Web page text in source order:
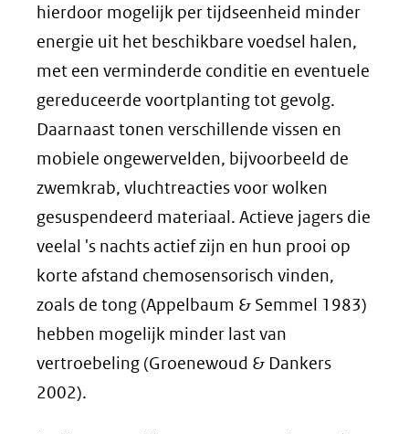
hierdoor mogelijk per tijdseenheid minder
energie uit het beschikbare voedsel halen,
met een verminderde conditie en eventuele
gereduceerde voortplanting tot gevolg.
Daarnaast tonen verschillende vissen en
mobiele ongewervelden, bijvoorbeeld de
zwemkrab, vluchtreacties voor wolken
gesuspendeerd materiaal. Actieve jagers die
veelal 's nachts actief zijn en hun prooi op
korte afstand chemosensorisch vinden,
zoals de tong (Appelbaum & Semmel 1983)
hebben mogelijk minder last van
vertroebeling (Groenewoud & Dankers
2002).